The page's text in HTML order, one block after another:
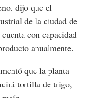
dijo que el
de la ciudad de
con capacidad
anualmente.
que la planta
tortilla de trigo,